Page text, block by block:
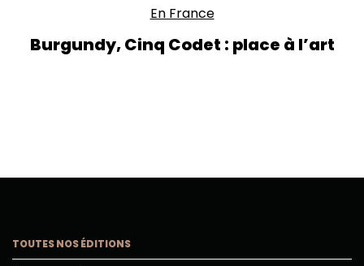
En France
Burgundy, Cinq Codet : place à l’art
TOUTES NOS ÉDITIONS